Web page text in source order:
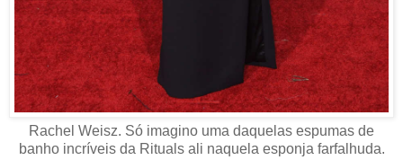
Rachel Weisz. Só imagino uma daquelas espumas de
banho incríveis da Rituals ali naquela esponja farfalhuda.